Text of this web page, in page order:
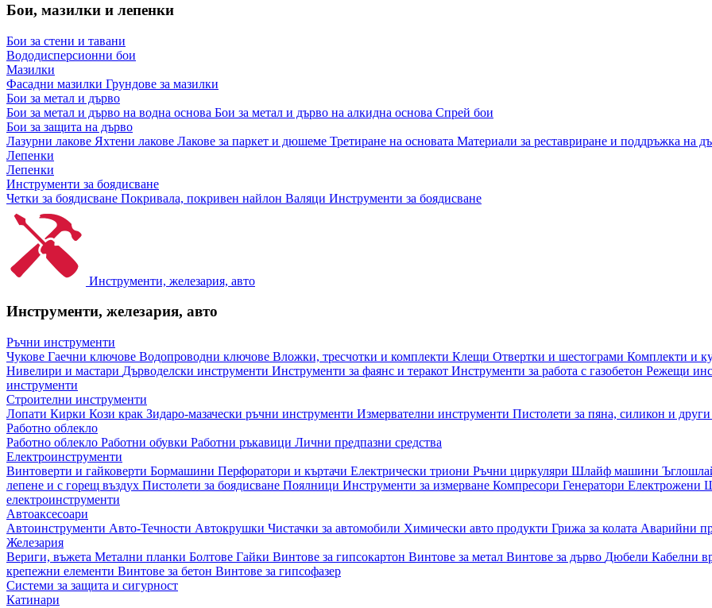
Бои, мазилки и лепенки
Бои за стени и тавани
Вододисперсионни бои
Мазилки
Фасадни мазилки Грундове за мазилки
Бои за метал и дърво
Бои за метал и дърво на водна основа Бои за метал и дърво на алкидна основа Спрей бои
Бои за защита на дърво
Лазурни лакове Яхтени лакове Лакове за паркет и дюшеме Третиране на основата Материали за реставриране и поддръжка на
Лепенки
Лепенки
Инструменти за боядисване
Четки за боядисване Покривала, покривен найлон Валяци Инструменти за боядисване
Инструменти, железария, авто
Инструменти, железария, авто
Ръчни инструменти
Чукове Гаечни ключове Водопроводни ключове Вложки, тресчотки и комплекти Клещи Отвертки и шестограми Комплекти и
Нивелири и мастари Дърводелски инструменти Инструменти за фаянс и теракот Инструменти за работа с газобетон Режещи
инструменти
Строителни инструменти
Лопати Кирки Кози крак Зидаро-мазачески ръчни инструменти Измервателни инструменти Пистолети за пяна, силикон и
Работно облекло
Работно облекло Работни обувки Работни ръкавици Лични предпазни средства
Електроинструменти
Винтоверти и гайковерти Бормашини Перфоратори и къртачи Електрически триони Ръчни циркуляри Шлайф машини
лепене и с горещ въздух Пистолети за боядисване Поялници Инструменти за измерване Компресори Генератори Електрожени
електроинструменти
Автоаксесоари
Автоинструменти Авто-Течности Автокрушки Чистачки за автомобили Химически авто продукти Грижа за колата Аварийни
Железария
Вериги, въжета Метални планки Болтове Гайки Винтове за гипсокартон Винтове за метал Винтове за дърво Дюбели Кабелни
крепежни елементи Винтове за бетон Винтове за гипсофазер
Системи за защита и сигурност
Катинари